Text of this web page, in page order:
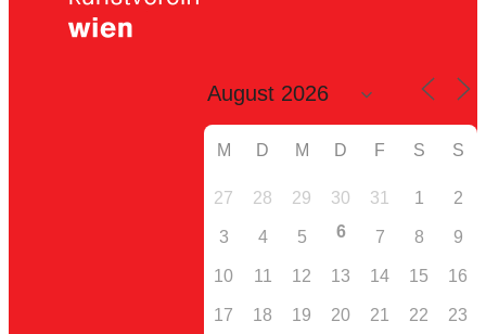
M D M D F S S
27 28 29 30 31 1 2
3 4 5 6 7 8 9
10 11 12 13 14 15 16
17 18 19 20 21 22 23